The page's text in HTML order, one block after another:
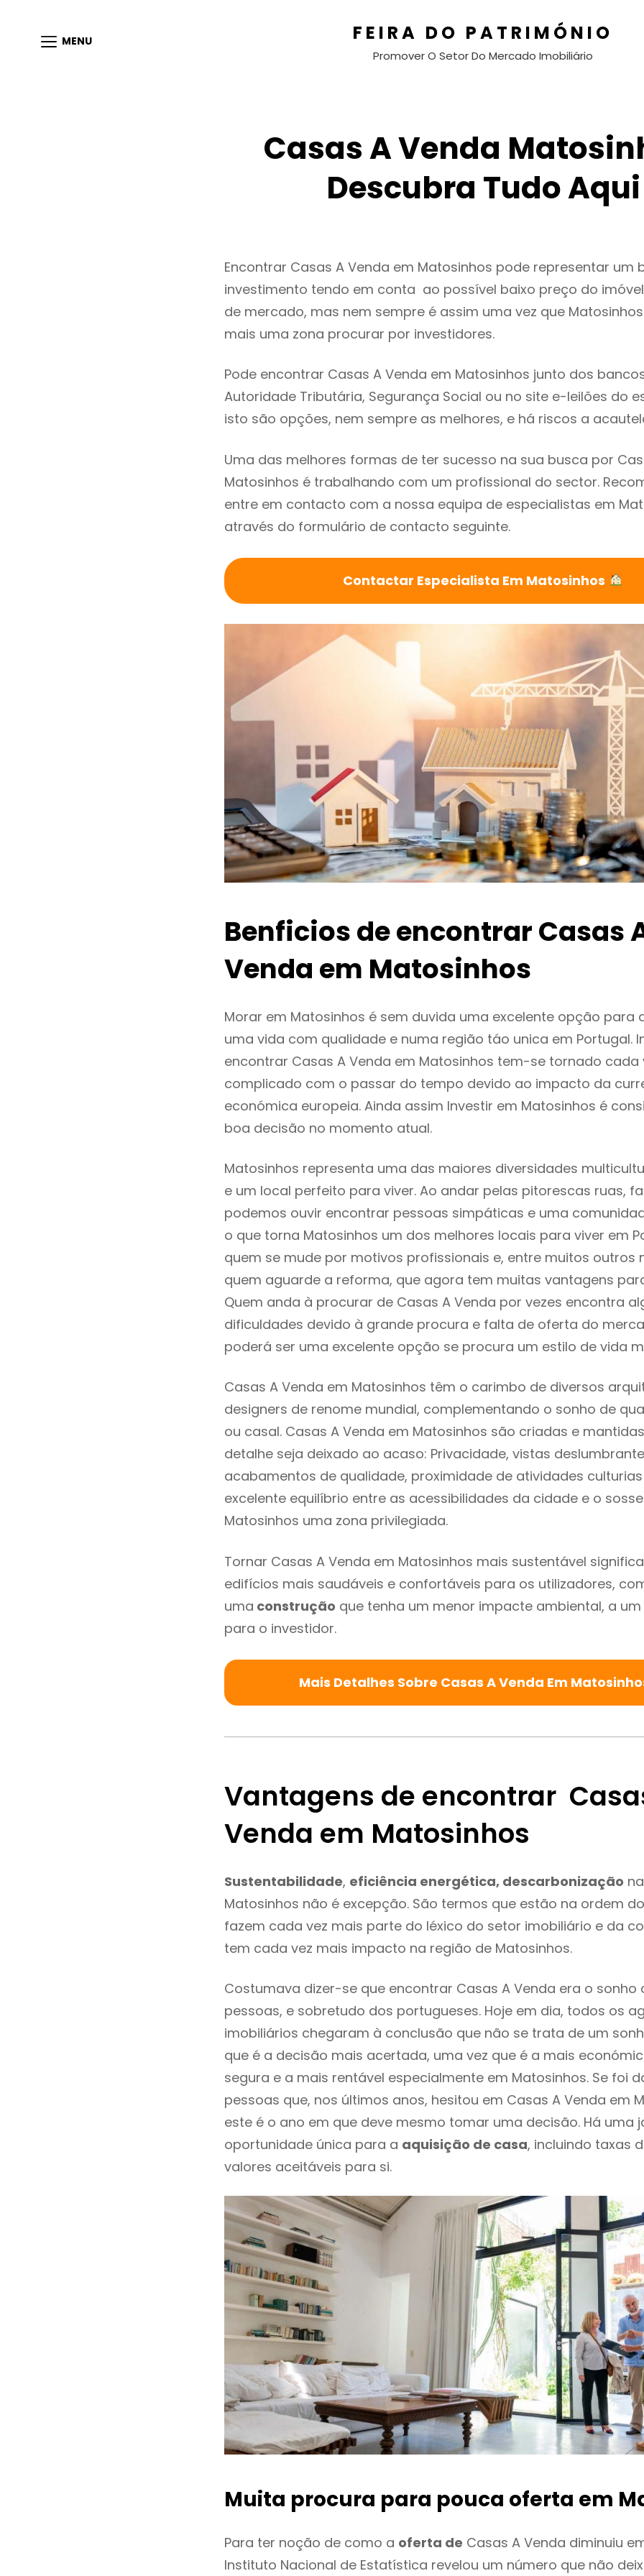
MENU FEIRA DO PATRIMÓNIO
Promover O Setor Do Mercado Imobiliário
Casas A Venda
Descubra Tudo Aqui
Encontrar Casas A Venda em Matosinhos pode representar um
investimento tendo em conta ao possível baixo preço do
de mercado, mas nem sempre é assim uma vez que
mais uma zona procurar por investidores.
Pode encontrar Casas A Venda em Matosinhos junto dos
Autoridade Tributária, Segurança Social ou no site e-leilões do
isto são opções, nem sempre as melhores, e há riscos a
Uma das melhores formas de ter sucesso na sua busca por
Matosinhos é trabalhando com um profissional do sector.
entre em contacto com a nossa equipa de especialistas em
através do formulário de contacto seguinte.
Contactar Especialista Em Matosinhos
Benficios de encontrar Casas
Venda em Matosinhos
Morar em Matosinhos é sem duvida uma excelente opção para
uma vida com qualidade e numa região táo unica em Portugal.
encontrar Casas A Venda em Matosinhos tem-se tornado cada
complicado com o passar do tempo devido ao impacto da
económica europeia. Ainda assim Investir em Matosinhos é
boa decisão no momento atual.
Matosinhos representa uma das maiores diversidades
e um local perfeito para viver. Ao andar pelas pitorescas ruas,
podemos ouvir encontrar pessoas simpáticas e uma
o que torna Matosinhos um dos melhores locais para viver em
quem se mude por motivos profissionais e, entre muitos outros
quem aguarde a reforma, que agora tem muitas vantagens
Quem anda à procurar de Casas A Venda por vezes encontra
dificuldades devido à grande procura e falta de oferta do
poderá ser uma excelente opção se procura um estilo de vida
Casas A Venda em Matosinhos têm o carimbo de diversos
designers de renome mundial, complementando o sonho de
ou casal. Casas A Venda em Matosinhos são criadas e
detalhe seja deixado ao acaso: Privacidade, vistas
acabamentos de qualidade, proximidade de atividades
excelente equilíbrio entre as acessibilidades da cidade e o
Matosinhos uma zona privilegiada.
Tornar Casas A Venda em Matosinhos mais sustentável
edifícios mais saudáveis e confortáveis para os utilizadores,
uma construção que tenha um menor impacte ambiental, a
para o investidor.
Mais Detalhes Sobre Casas A Venda Em
Vantagens de encontrar
Venda em Matosinhos
Sustentabilidade, eficiência energética, descarbonização
Matosinhos não é excepção. São termos que estão na ordem
fazem cada vez mais parte do léxico do setor imobiliário e da
tem cada vez mais impacto na região de Matosinhos.
Costumava dizer-se que encontrar Casas A Venda era o sonho
pessoas, e sobretudo dos portugueses. Hoje em dia, todos os
imobiliários chegaram à conclusão que não se trata de um
que é a decisão mais acertada, uma vez que é a mais
segura e a mais rentável especialmente em Matosinhos. Se foi
pessoas que, nos últimos anos, hesitou em Casas A Venda em
este é o ano em que deve mesmo tomar uma decisão. Há uma
oportunidade única para a aquisição de casa, incluindo taxas
valores aceitáveis para si.
Muita procura para pouca oferta em
Para ter noção de como a oferta de Casas A Venda diminuiu
Instituto Nacional de Estatística revelou um número que não